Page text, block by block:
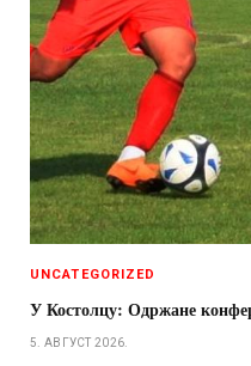
UNCATEGORIZED
У Костолцу: Одржане
5. АВГУСТ 2026.